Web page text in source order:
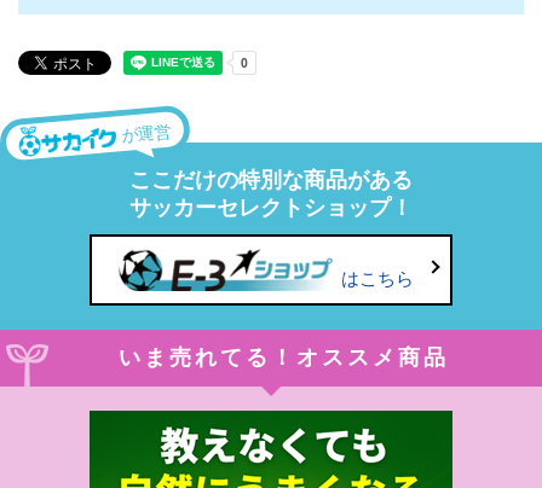
が運営
ここだけの特別な商品がある
サッカーセレクトショップ！
はこちら
いま売れてる！オススメ商品